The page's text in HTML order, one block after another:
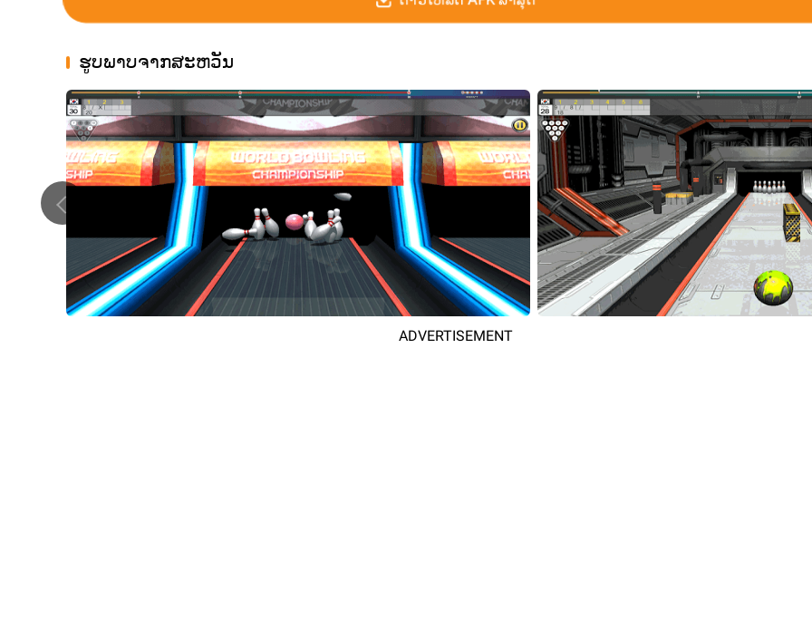
ຮູບພາບຈາກສະຫວັນ
ADVERTISEMENT